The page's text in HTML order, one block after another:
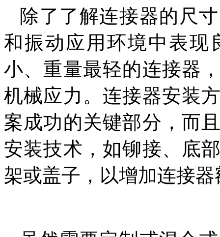
除了了解连接器的尺
和振动应用环境中表现
小、重量最轻的连接器
机械应力。连接器安装
案成功的关键部分，而
安装技术，如铆接、底
架或盖子，以增加连接